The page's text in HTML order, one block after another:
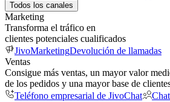
Todos los canales
Marketing
Transforma el tráfico en
clientes potenciales cualificados
JivoMarketingDevolución de llamadas
Ventas
Consigue más ventas, un mayor valor
de los pedidos y una mayor base de
Teléfono empresarial de JivoChat